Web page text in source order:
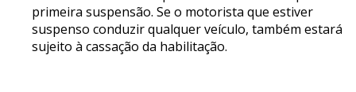
primeira suspensão. Se o motorista que estiver
suspenso conduzir qualquer veículo, também estará
sujeito à cassação da habilitação.